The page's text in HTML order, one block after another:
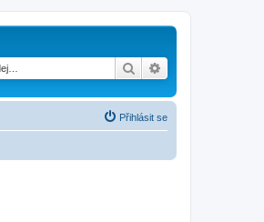
Hledat
Přihlásit se